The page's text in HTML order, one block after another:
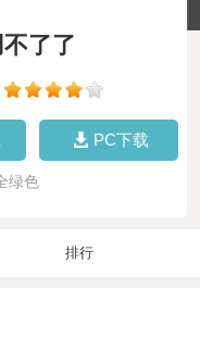
了了
PC下载
绿色
排行